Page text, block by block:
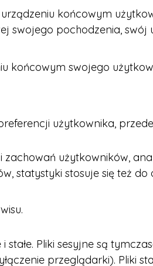
końcowym
swojego pochodzenia,
końcowym swojego
użytkownika,
użytkowników,
statystyki stosuje się też
Pliki sesyjne są
przeglądarki). Pliki